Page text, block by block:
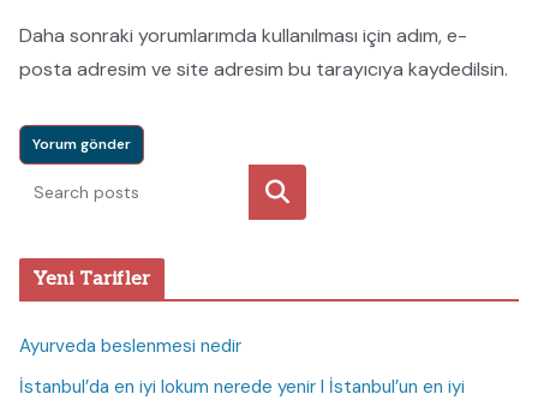
Daha sonraki yorumlarımda kullanılması için adım, e-
posta adresim ve site adresim bu tarayıcıya kaydedilsin.
Ara
Yeni Tarifler
Ayurveda beslenmesi nedir
İstanbul’da en iyi lokum nerede yenir I İstanbul’un en iyi